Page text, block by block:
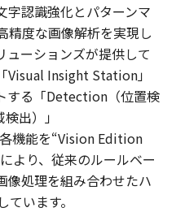
字認識強化とパターンマ
精度な画像解析を実現し
ューションズが提供して
Visual Insight Station」
する「Detection（位置検
出）」
機能を“Vision Edition
より、従来のルールベー
像処理を組み合わせたハ
います。